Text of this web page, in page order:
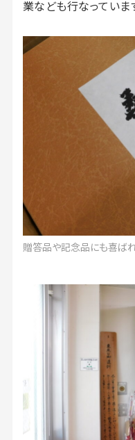
業なども行なっていま
贈答品や記念品にも喜ば